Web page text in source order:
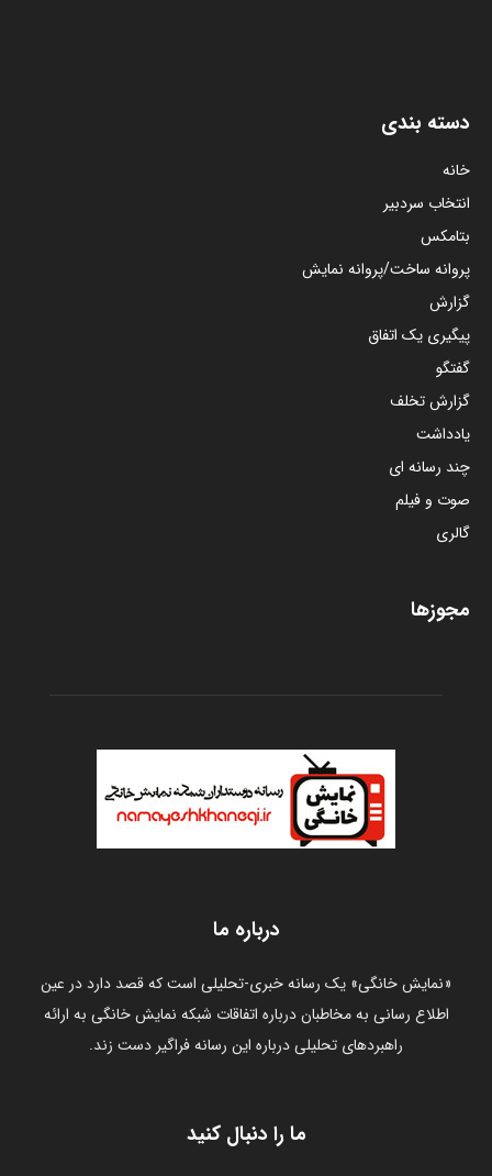
دسته بندی
خانه
انتخاب سردبیر
بتامکس
پروانه ساخت/پروانه نمایش
گزارش
پیگیری یک اتفاق
گفتگو
گزارش تخلف
یادداشت
چند رسانه ای
صوت و فیلم
گالری
مجوزها
درباره ما
«نمایش خانگی» یک رسانه خبری-تحلیلی است که قصد دارد در عین
اطلاع رسانی به مخاطبان درباره اتفاقات شبکه نمایش خانگی به ارائه
راهبردهای تحلیلی درباره این رسانه فراگیر دست زند.
ما را دنبال کنید